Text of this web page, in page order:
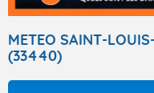
TOUS
METEO SAINT-
(33440)